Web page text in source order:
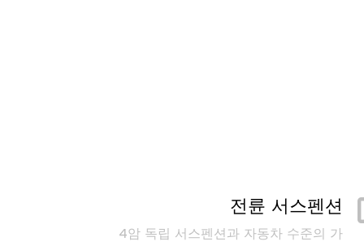
전륜 서스펜션
4암 독립 서스펜션과 자동차 수준의 가